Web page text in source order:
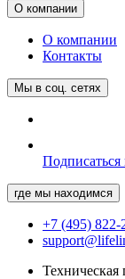
О компании
О компании
Контакты
Мы в соц. сетях
Подписаться
где мы находимся
+7 (495) 822-
Техническая